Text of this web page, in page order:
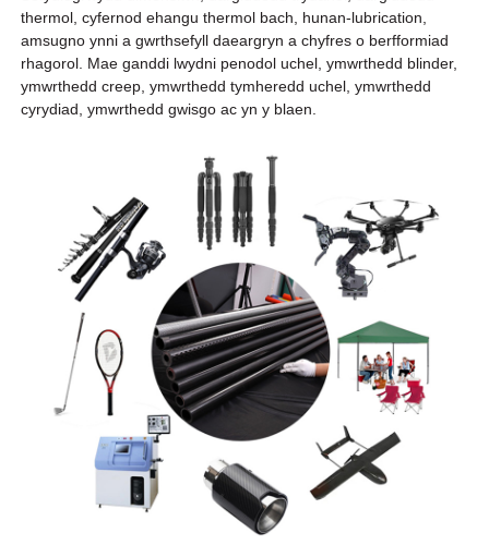
thermol, cyfernod ehangu thermol bach, hunan-lubrication,
amsugno ynni a gwrthsefyll daeargryn a chyfres o berfformiad
rhagorol. Mae ganddi lwydni penodol uchel, ymwrthedd blinder,
ymwrthedd creep, ymwrthedd tymheredd uchel, ymwrthedd
cyrydiad, ymwrthedd gwisgo ac yn y blaen.